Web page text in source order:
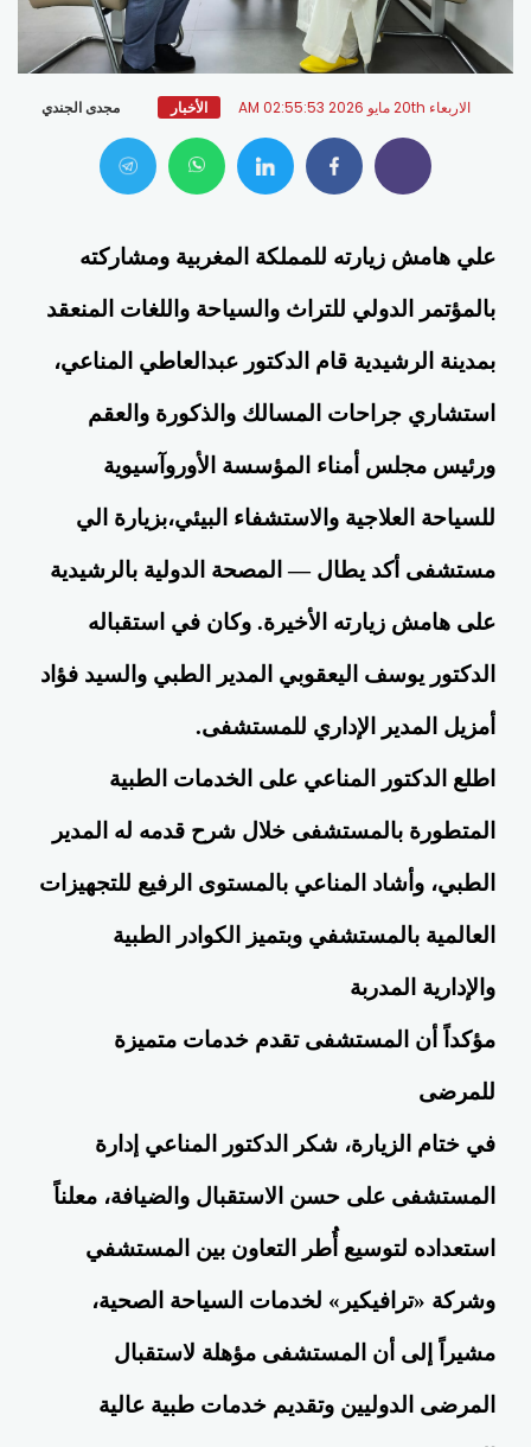
الاربعاء 20th مايو 2026 02:55:53 AM الأخبار مجدى الجندي
علي هامش زيارته للمملكة المغربية ومشاركته
بالمؤتمر الدولي للتراث والسياحة واللغات المنعقد
بمدينة الرشيدية قام الدكتور عبدالعاطي المناعي،
استشاري جراحات المسالك والذكورة والعقم
ورئيس مجلس أمناء المؤسسة الأوروآسيوية
للسياحة العلاجية والاستشفاء البيئي،بزيارة الي
مستشفى أكد يطال — المصحة الدولية بالرشيدية
على هامش زيارته الأخيرة. وكان في استقباله
الدكتور يوسف اليعقوبي المدير الطبي والسيد فؤاد
أمزيل المدير الإداري للمستشفى.
اطلع الدكتور المناعي على الخدمات الطبية
المتطورة بالمستشفى خلال شرح قدمه له المدير
الطبي، وأشاد المناعي بالمستوى الرفيع للتجهيزات
العالمية بالمستشفي وبتميز الكوادر الطبية
والإدارية المدربة
مؤكداً أن المستشفى تقدم خدمات متميزة
للمرضى
في ختام الزيارة، شكر الدكتور المناعي إدارة
المستشفى على حسن الاستقبال والضيافة، معلناً
استعداده لتوسيع أُطر التعاون بين المستشفي
وشركة «ترافيكير» لخدمات السياحة الصحية،
مشيراً إلى أن المستشفى مؤهلة لاستقبال
المرضى الدوليين وتقديم خدمات طبية عالية